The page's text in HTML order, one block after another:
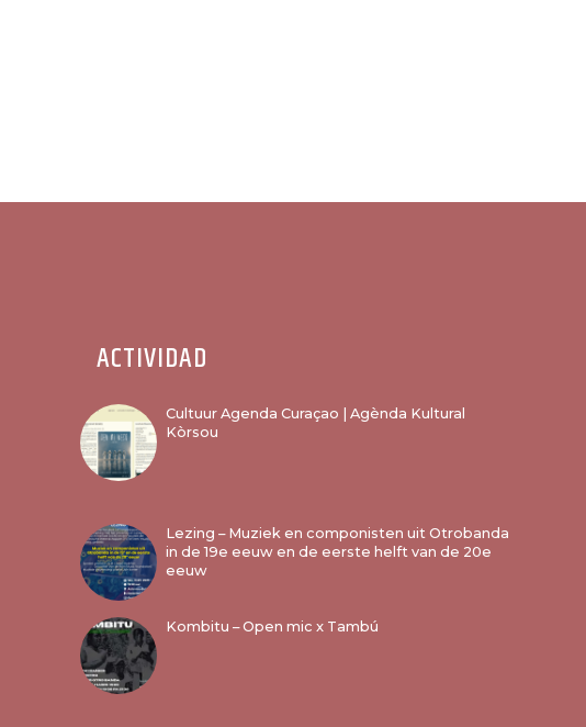
ACTIVIDAD
Cultuur Agenda Curaçao | Agènda Kultural
Kòrsou
Lezing – Muziek en componisten uit Otrobanda
in de 19e eeuw en de eerste helft van de 20e
eeuw
Kombitu – Open mic x Tambú